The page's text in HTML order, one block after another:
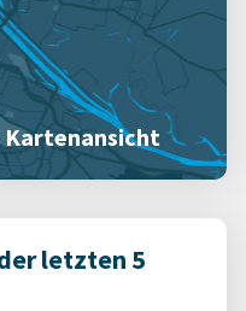
letzten 5